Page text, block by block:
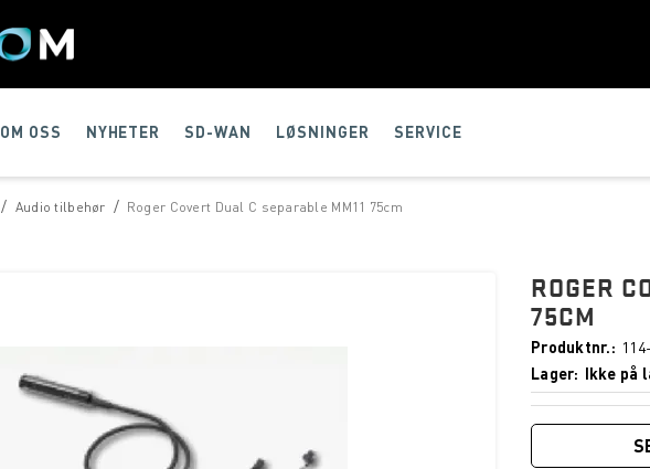
OM OSS NYHETER SD-WAN LØSNINGER SERVICE
/ /
Audio tilbehør Roger Covert Dual C separable MM11 75cm
ROGER
75CM
Produktnr.
Lager
Ikke på